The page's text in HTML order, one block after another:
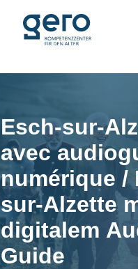
Esch-sur-
avec
numérique /
sur-Alzette
digitalem
Guide